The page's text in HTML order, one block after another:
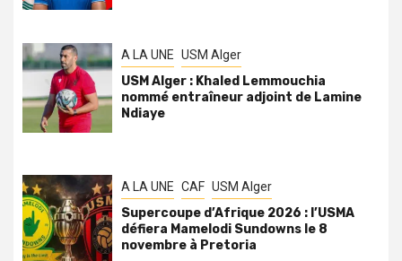
A LA UNE USM Alger
USM Alger : Khaled Lemmouchia
nommé entraîneur adjoint de Lamine
Ndiaye
A LA UNE CAF USM Alger
Supercoupe d’Afrique 2026 : l’USMA
défiera Mamelodi Sundowns le 8
novembre à Pretoria